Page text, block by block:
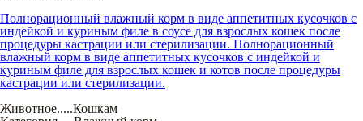
Полнорационный влажный корм в виде аппетитных кусочков с
индейкой и куриным филе в соусе для взрослых кошек после
процедуры кастрации или стерилизации. Полнорационный
влажный корм в виде аппетитных кусочков с индейкой и
куриным филе для взрослых кошек и котов после процедуры
кастрации или стерилизации.
Животное.....Кошкам